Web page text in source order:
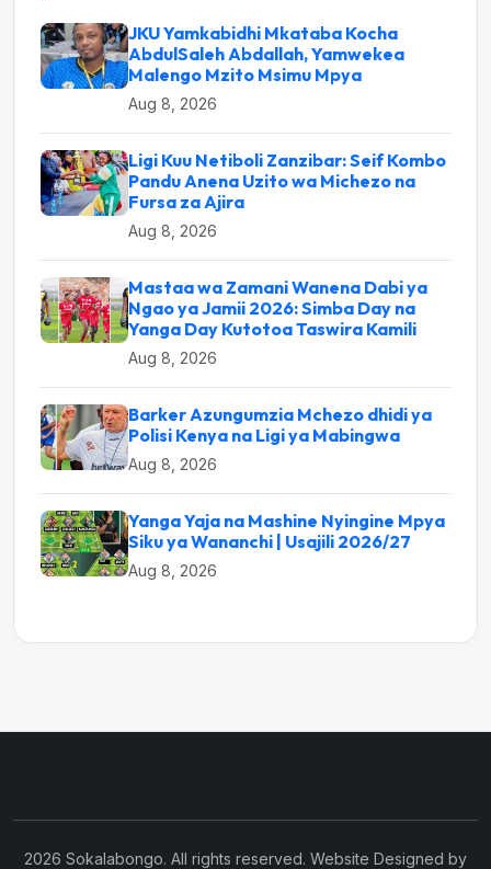
JKU Yamkabidhi Mkataba Kocha
AbdulSaleh Abdallah, Yamwekea
Malengo Mzito Msimu Mpya
Aug 8, 2026
Ligi Kuu Netiboli Zanzibar: Seif Kombo
Pandu Anena Uzito wa Michezo na
Fursa za Ajira
Aug 8, 2026
Mastaa wa Zamani Wanena Dabi ya
Ngao ya Jamii 2026: Simba Day na
Yanga Day Kutotoa Taswira Kamili
Aug 8, 2026
Barker Azungumzia Mchezo dhidi ya
Polisi Kenya na Ligi ya Mabingwa
Aug 8, 2026
Yanga Yaja na Mashine Nyingine Mpya
Siku ya Wananchi | Usajili 2026/27
Aug 8, 2026
2026 Sokalabongo. All rights reserved. Website Designed by